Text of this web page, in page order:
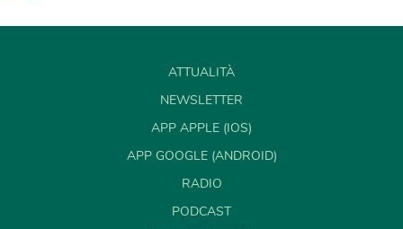
ATTUALITÀ
NEWSLETTER
APP APPLE (IOS)
APP GOOGLE (ANDROID)
RADIO
PODCAST